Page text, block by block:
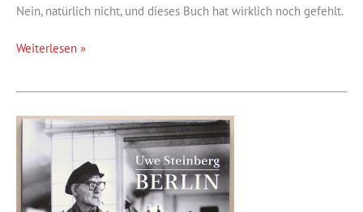
Nein, natürlich nicht, und dieses Buch hat wirklich noch gefehlt.
Factory
Weiterlesen »